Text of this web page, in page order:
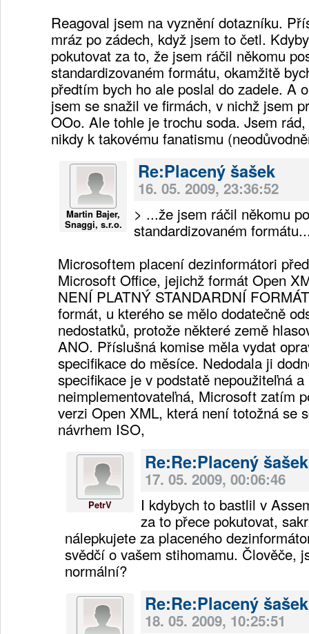
Reagoval jsem na vyznění dotazníku.
mráz po zádech, když jsem to četl.
pokutovat za to, že jsem ráčil někomu
standardizovaném formátu, okamžitě
předtím bych ho ale poslal do zadele. A
jsem se snažil ve firmách, v nichž jsem
OOo. Ale tohle je trochu soda. Jsem
nikdy k takovému fanatismu
Martin Bajer,
Snaggi, s.r.o.
Re:Placený šašek
16. 05. 2009, 23:36:52
> ...že jsem ráčil někomu
standardizovaném
Microsoftem placení dezinformátori
Microsoft Office, jejichž formát Open
NENÍ PLATNÝ STANDARDNÍ
formát, u kterého se mělo dodatečně
nedostatků, protože některé země
ANO. Příslušná komise měla vydat
specifikace do měsíce. Nedodala ji
specifikace je v podstatě nepoužiteľná a
neimplementovateľná, Microsoft zatím
verzi Open XML, která není totožná se
návrhem ISO,
PetrV
Re:Re:Placený šašek
17. 05. 2009, 00:06:46
I kdybych to bastlil v
za to přece pokutovat,
nálepkujete za placeného
svědčí o vašem stihomamu. Člověče,
normální?
Re:Re:Placený šašek
18. 05. 2009, 10:25:51